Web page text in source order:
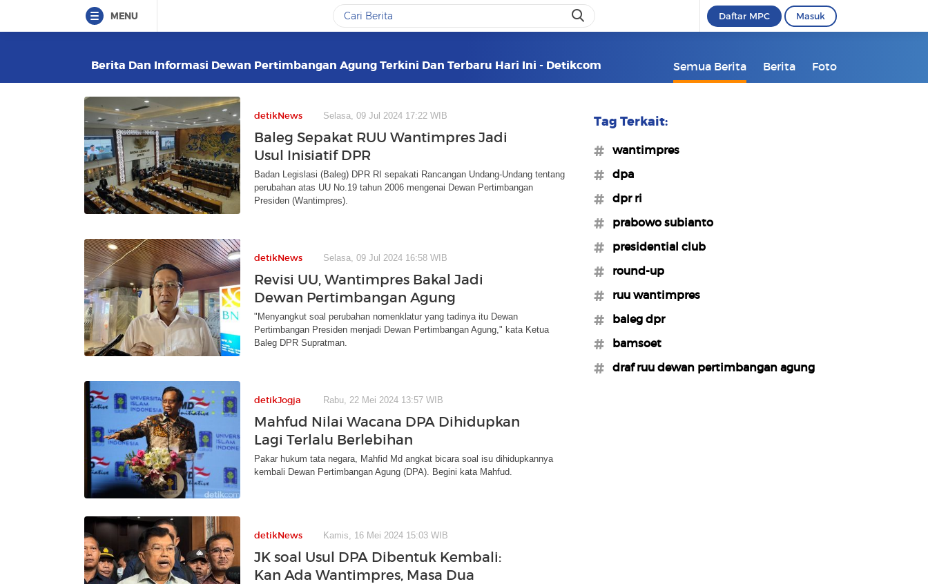
MENU Daftar MPC Masuk
Berita Dan Informasi Dewan Pertimbangan Agung Terkini Dan Terbaru Hari Ini - Detikcom Semua Berita Berita Foto
detikNews Selasa, 09 Jul 2024 17:22 WIB
Baleg Sepakat RUU Wantimpres Jadi
Usul Inisiatif DPR
Badan Legislasi (Baleg) DPR RI sepakati Rancangan Undang-Undang tentang
perubahan atas UU No.19 tahun 2006 mengenai Dewan Pertimbangan
Presiden (Wantimpres).
detikNews Selasa, 09 Jul 2024 16:58 WIB
Revisi UU, Wantimpres Bakal Jadi
Dewan Pertimbangan Agung
"Menyangkut soal perubahan nomenklatur yang tadinya itu Dewan
Pertimbangan Presiden menjadi Dewan Pertimbangan Agung," kata Ketua
Baleg DPR Supratman.
detikJogja Rabu, 22 Mei 2024 13:57 WIB
Mahfud Nilai Wacana DPA Dihidupkan
Lagi Terlalu Berlebihan
Pakar hukum tata negara, Mahfid Md angkat bicara soal isu dihidupkannya
kembali Dewan Pertimbangan Agung (DPA). Begini kata Mahfud.
detikNews Kamis, 16 Mei 2024 15:03 WIB
JK soal Usul DPA Dibentuk Kembali:
Kan Ada Wantimpres, Masa Dua
Tag Terkait:
#wantimpres
#dpa
#dpr ri
#prabowo subianto
#presidential club
#round-up
#ruu wantimpres
#baleg dpr
#bamsoet
#draf ruu dewan pertimbangan agung